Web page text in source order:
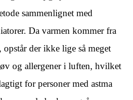
sammenlignet med
Da varmen kommer fra
der ikke lige så meget
og allergener i luften, hvilket
for personer med astma